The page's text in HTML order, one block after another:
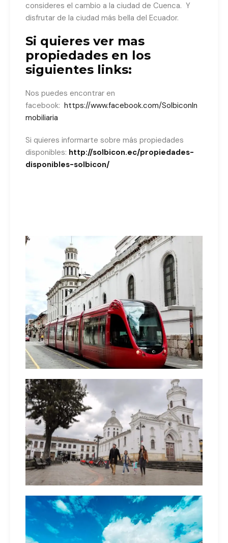
consideres el cambio a la ciudad de Cuenca. Y
disfrutar de la ciudad más bella del Ecuador.
Si quieres ver mas
propiedades en los
siguientes links:
Nos puedes encontrar en
facebook: https://www.facebook.com/SolbiconIn
mobiliaria
Si quieres informarte sobre más propiedades
disponibles: http://solbicon.ec/propiedades-
disponibles-solbicon/